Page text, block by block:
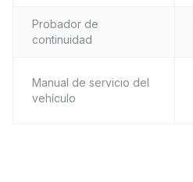
Probador de
continuidad
Manual de servicio del
vehículo